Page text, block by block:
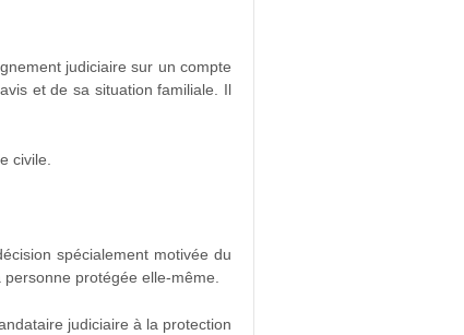
judiciaire sur un compte
et de sa situation familiale. Il
civile.
spécialement motivée du
protégée elle-même.
judiciaire à la protection